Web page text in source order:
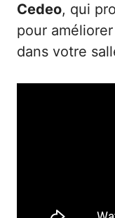
Cedeo, qui
pour
dans votre